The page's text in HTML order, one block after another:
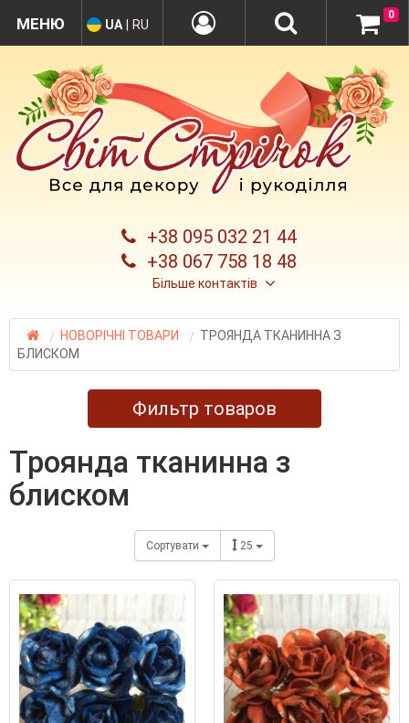
+38 095 032 21 44
+38 067 758 18 48
Більше контактів
UA RU
0
НОВОРІЧНІ ТОВАРИ
ТРОЯНДА ТКАНИННА З
БЛИСКОМ
Фильтр товаров
троянда тканинна з
блиском
Сортувати 25